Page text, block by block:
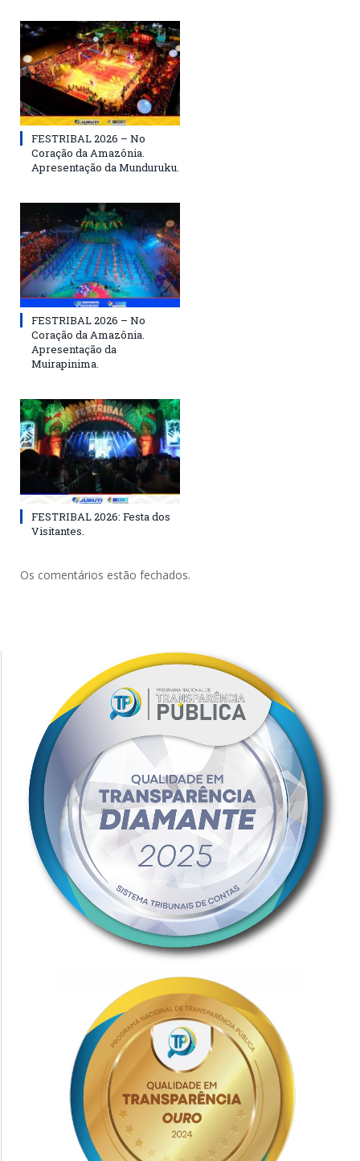
FESTRIBAL 2026 – No
Coração da Amazônia.
Apresentação da Munduruku.
FESTRIBAL 2026 – No
Coração da Amazônia.
Apresentação da
Muirapinima.
FESTRIBAL 2026: Festa dos
Visitantes.
Os comentários estão fechados.